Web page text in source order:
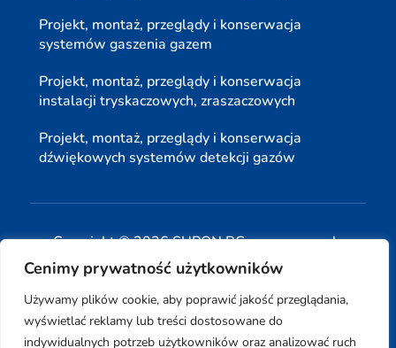
Cenimy prywatność użytkowników
Używamy plików cookie, aby poprawić jakość przeglądania,
wyświetlać reklamy lub treści dostosowane do
indywidualnych potrzeb użytkowników oraz analizować ruch
Projekt, montaż, przeglądy i konserwacja
systemów gaszenia gazem
Projekt, montaż, przeglądy i konserwacja
instalacji tryskaczowych, zraszaczowych
Projekt, montaż, przeglądy i konserwacja
dźwiękowych systemów detekcji gazów
Copyright © 2026 SUPON BC sp, z o. o. sp. k.
| Realizacja: www.woh.group